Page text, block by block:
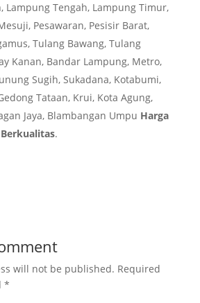
Lampung Tengah, Lampung Timur,
Pesawaran, Pesisir Barat,
Tulang Bawang, Tulang
Kanan, Bandar Lampung, Metro,
Sugih, Sukadana, Kotabumi,
Tataan, Krui, Kota Agung,
Jaya, Blambangan Umpu Harga
.
will not be published. Required
*